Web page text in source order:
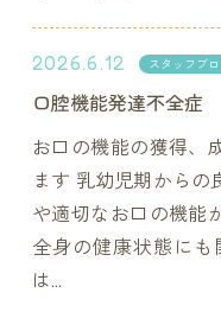
2026.6.12 スタッフブ
口腔機能発達不全症
お口の機能の獲得、
ます 乳幼児期から
や適切なお口の機能
全身の健康状態に
は...